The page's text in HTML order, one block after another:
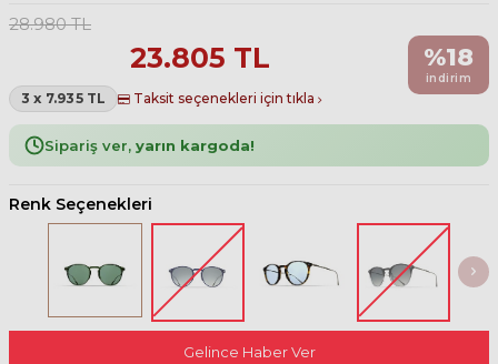
28.980TL
23.805 TL
3 x 7.935 TL Taksit seçenekleri için tıkla
%18
indirim
Sipariş ver, yarın kargoda!
Renk Seçenekleri
Gelince Haber Ver